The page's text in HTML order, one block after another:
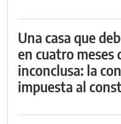
Una casa que
en cuatro meses
inconclusa: la
impuesta al